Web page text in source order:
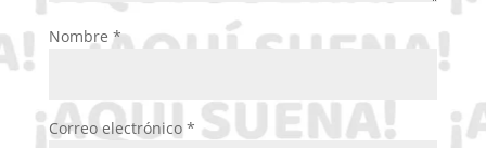
Nombre *
Correo electrónico *